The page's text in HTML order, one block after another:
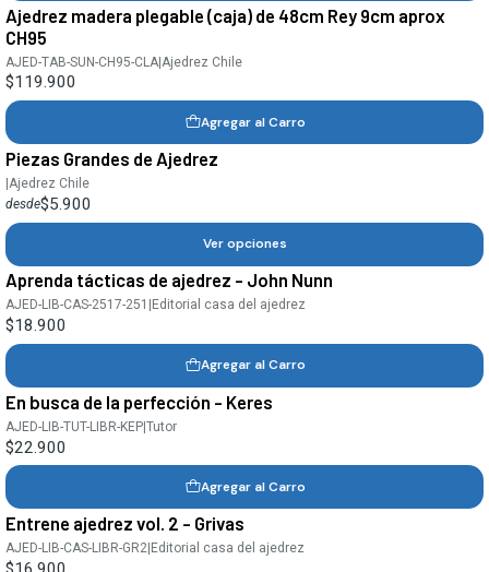
Ajedrez madera plegable (caja) de 48cm Rey 9cm aprox
CH95
AJED-TAB-SUN-CH95-CLA|Ajedrez Chile
$119.900
Agregar al Carro
Piezas Grandes de Ajedrez
|Ajedrez Chile
desde$5.900
Ver opciones
Aprenda tácticas de ajedrez - John Nunn
AJED-LIB-CAS-2517-251 Editorial casa del ajedrez
$18.900
Agregar al Carro
En busca de la perfección - Keres
AJED-LIB-TUT-LIBR-KEP|Tutor
$22.900
Agregar al Carro
Entrene ajedrez vol. 2 - Grivas
AJED-LIB-CAS-LIBR-GR2 Editorial casa del ajedrez